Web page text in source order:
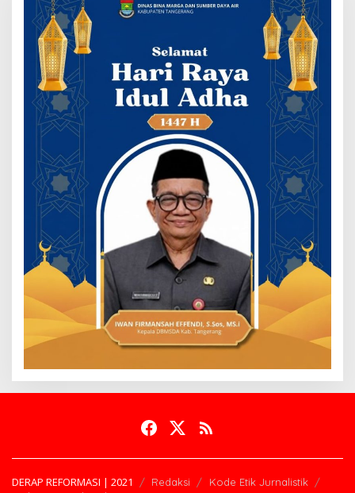
DERAP REFORMASI | 2021 Redaksi
Kode Etik Jurnalistik